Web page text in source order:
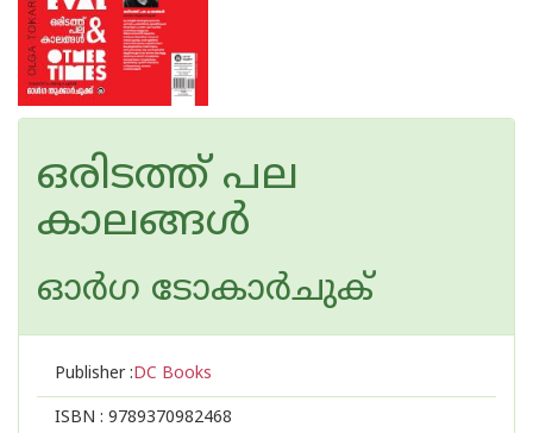
ഒരിടത്ത് പല
കാലങ്ങൾ
ഓര്‍ഗ ടോകാര്‍ചുക്
Publisher :DC Books
ISBN : 9789370982468